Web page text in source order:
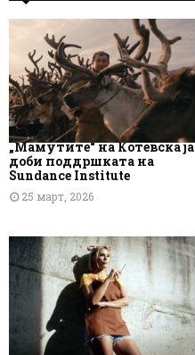
„Мамутите“ на Котевска ја
доби поддршката на
Sundance Institute
25 март, 2026